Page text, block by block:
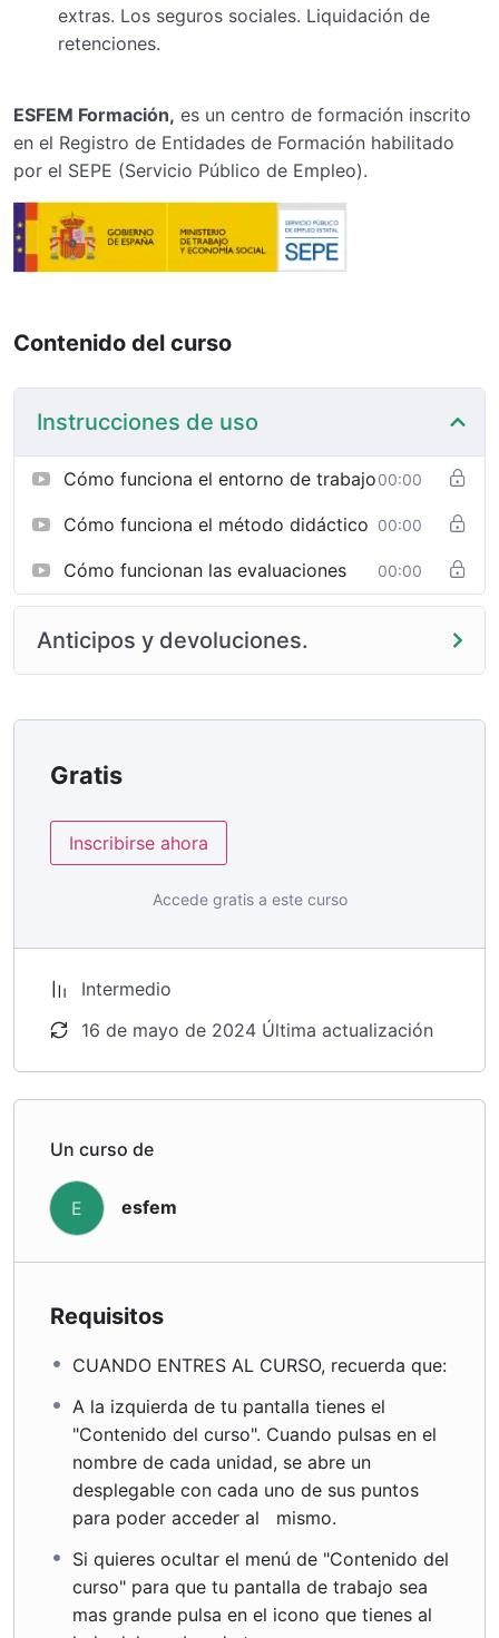
extras. Los seguros sociales. Liquidación de
retenciones.
ESFEM Formación, es un centro de formación inscrito
en el Registro de Entidades de Formación habilitado
por el SEPE (Servicio Público de Empleo).
Contenido del curso
Instrucciones de uso
Cómo funciona el entorno de trabajo00:00
Cómo funciona el método didáctico 00:00
Cómo funcionan las evaluaciones 00:00
Anticipos y devoluciones.
Gratis
Inscribirse ahora
Accede gratis a este curso
Intermedio
16 de mayo de 2024 Última actualización
Un curso de
E esfem
Requisitos
CUANDO ENTRES AL CURSO, recuerda que:
A la izquierda de tu pantalla tienes el
"Contenido del curso". Cuando pulsas en el
nombre de cada unidad, se abre un
desplegable con cada uno de sus puntos
para poder acceder al mismo.
Si quieres ocultar el menú de "Contenido del
curso" para que tu pantalla de trabajo sea
mas grande pulsa en el icono que tienes al